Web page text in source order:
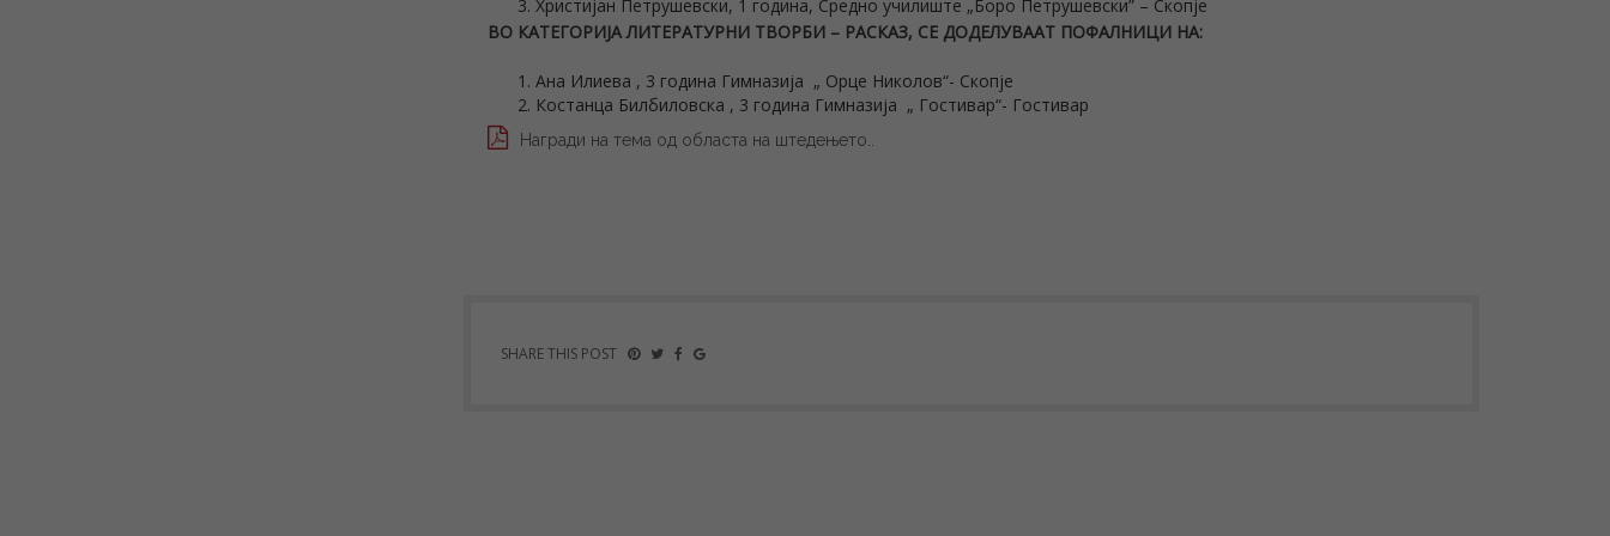
Христијан Петрушевски, 1 година, Средно училиште „Боро Петрушевски” – Скопје
ВО КАТЕГОРИЈА ЛИТЕРАТУРНИ ТВОРБИ – РАСКАЗ, СЕ ДОДЕЛУВААТ ПОФАЛНИЦИ НА:
Ана Илиева , 3 година Гимназија „ Орце Николов“- Скопје
Костанца Билбиловска , 3 година Гимназија „ Гостивар“- Гостивар
Награди на тема од областа на штедењето..
SHARE THIS POST